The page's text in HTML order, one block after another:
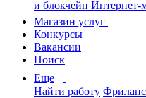
и блокчейн Интернет-
Магазин услуг
Конкурсы
Вакансии
Поиск
Еще
Найти работу